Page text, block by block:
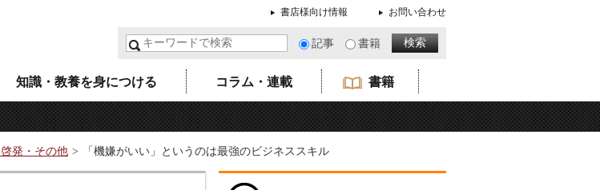
書店様向け情報 お問い合わせ
記事 書籍
知識・教養を身につける コラム・連載 書籍
発・その他 「機嫌がいい」というのは最強のビジネススキル